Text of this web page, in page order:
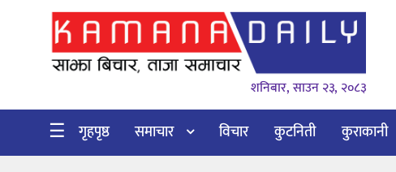
गृहपृष्ठ
विचार
कुटनिती
शनिबार, साउन २३, २०८३
☰ गृहपृष्ठ समाचार विचार कुटनिती कुराकानी